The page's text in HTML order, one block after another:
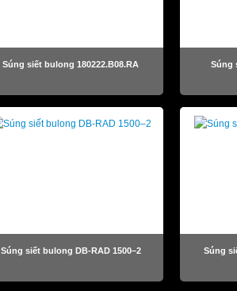
Súng siết bulong 180222.B08.RA Súng
Súng siết bulong DB-RAD 1500–2 Súng